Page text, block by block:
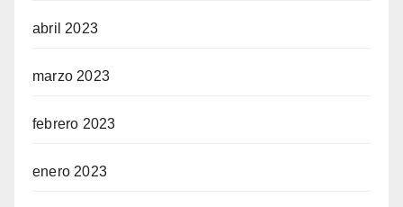
abril 2023
marzo 2023
febrero 2023
enero 2023